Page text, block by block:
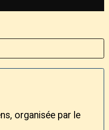
organisée par le